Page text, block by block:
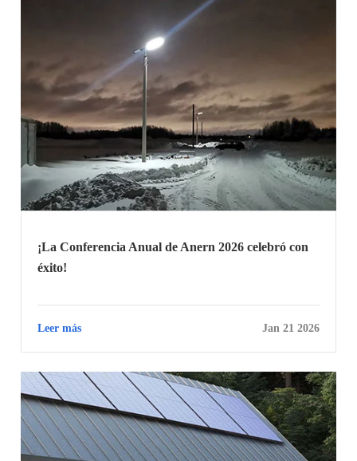
¡La Conferencia Anual de Anern 2026 celebró con
éxito!
Leer más Jan 21 2026